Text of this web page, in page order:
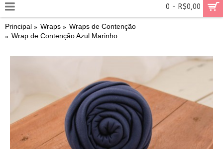
0 - R$0,00
Principal Wraps
Wraps de Contenção
Wrap de Contenção Azul Marinho